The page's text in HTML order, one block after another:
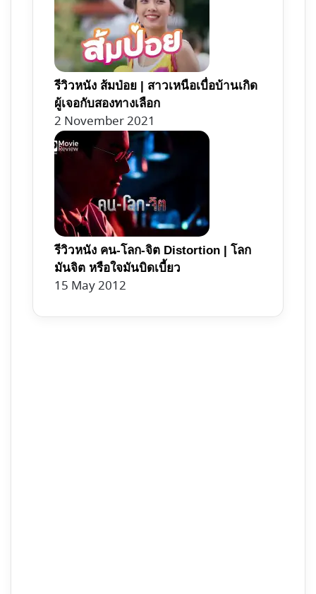
รีวิวหนัง ส้มป่อย | สาวเหนือเบื่อบ้านเกิด
ผู้เจอกับสองทางเลือก
2 November 2021
รีวิวหนัง คน-โลก-จิต Distortion | โลก
มันจิต หรือใจมันบิดเบี้ยว
15 May 2012